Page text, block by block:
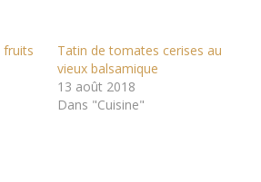
fruits
Tatin de tomates cerises au
vieux balsamique
13 août 2018
Dans "Cuisine"